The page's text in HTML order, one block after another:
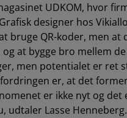
UDKOM, hvor
designer hos
QR-koder, men at
at bygge bro mellem
men potentialet er
er, at det
er ikke nyt og
udtaler Lasse Henneberg.